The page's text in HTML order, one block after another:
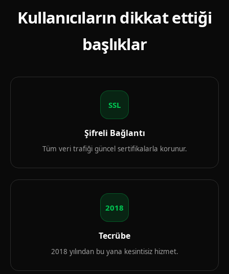
Kullanıcıların dikkat ettiği
başlıklar
SSL
Şifreli Bağlantı
Tüm veri trafiği güncel sertifikalarla korunur.
2018
Tecrübe
2018 yılından bu yana kesintisiz hizmet.